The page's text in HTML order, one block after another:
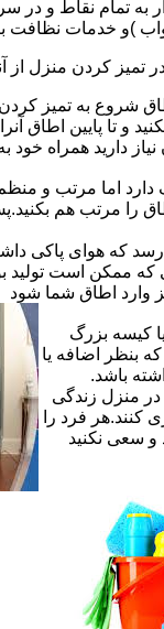
خدمات نظافت با
تمیز کردن منزل از
شروع به تمیز
و تا پایین اطاق
دارید همراه خود
اما مرتب و
را مرتب هم
که هوای پاکی
که ممکن است تولید
وارد اطاق شما شود
کیسه بزرگ
بنظر اضافه یا
باشد.
در منزل زندگی
کنند.هر فرد را
و سعی نکنید